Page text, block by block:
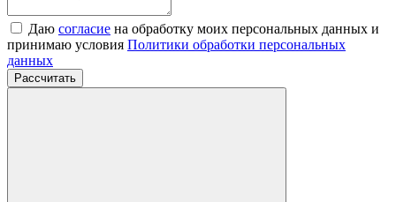
Даю согласие на обработку моих персональных данных и
принимаю условия Политики обработки персональных
данных
Рассчитать